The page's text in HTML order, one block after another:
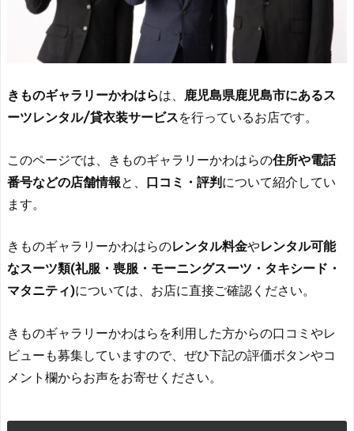
きものギャラリーかわはらは、 鹿児島県鹿児島市にあるス
ーツレンタル/貸衣装サービスを行っているお店です。
このページでは、きものギャラリーかわはらの住所や電話
番号などの店舗情報と、 口コミ・評判について紹介してい
ます。
きものギャラリーかわはらのレンタル料金やレンタル可能
なスーツ類(礼服・喪服・モーニングスーツ・タキシード・
マタニティ)については、お店に直接ご確認ください。
きものギャラリーかわはらを利用した方からの口コミやレ
ビューも募集していますので、ぜひ下記の評価ボタンやコ
メント欄からお声をお寄せください。